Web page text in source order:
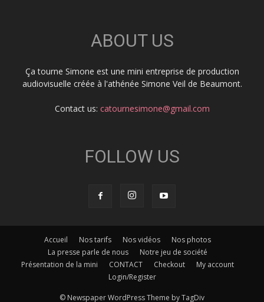
ABOUT US
Ça tourne Simone est une mini entreprise de production
audiovisuelle créée à l'athénée Simone Veil de Beaumont.
Contact us: catournesimone@gmail.com
FOLLOW US
Accueil Nos tarifs Nos vidéos
Nos photos
La presse parle de nous
Notre jeu de société
Présentation de la mini
CONTACT Checkout
My account
Login/Register
© Newspaper WordPress Theme by TagDiv